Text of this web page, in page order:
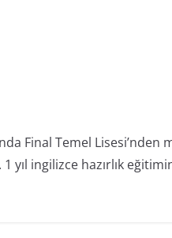
Final Temel Lisesi’nden
yıl ingilizce hazırlık